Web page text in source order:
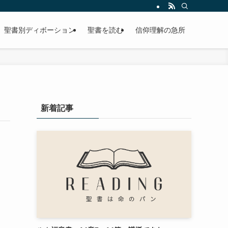
聖書別ディボーション 聖書を読む 信仰理解の急所
新着記事